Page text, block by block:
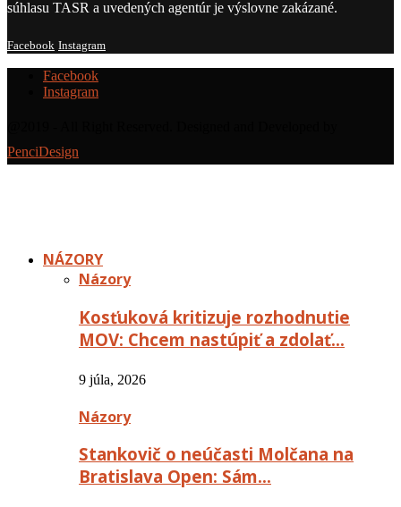
súhlasu TASR a uvedených agentúr je výslovne zakázané.
Facebook Instagram
Facebook
Instagram
PenciDesign
NÁZORY
Názory
Kosťuková kritizuje rozhodnutie
MOV: Chcem nastúpiť a zdolať…
9 júla, 2026
Názory
Stankovič o neúčasti Molčana na
Bratislava Open: Sám…